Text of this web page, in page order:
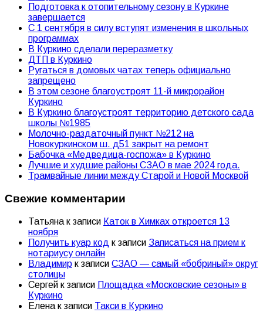
Подготовка к отопительному сезону в Куркине
завершается
С 1 сентября в силу вступят изменения в школьных
программах
В Куркино сделали переразметку
ДТП в Куркино
Ругаться в домовых чатах теперь официально
запрещено
В этом сезоне благоустроят 11-й микрорайон
Куркино
В Куркино благоустроят территорию детского сада
школы №1985
Молочно-раздаточный пункт №212 на
Новокуркинском ш. д51 закрыт на ремонт
Бабочка «Медведица-госпожа» в Куркино
Лучшие и худшие районы СЗАО в мае 2024 года.
Трамвайные линии между Старой и Новой Москвой
Свежие комментарии
Татьяна к записи Каток в Химках откроется 13
ноября
Получить куар код к записи Записаться на прием к
нотариусу онлайн
Владимир к записи СЗАО — самый «бобриный» округ
столицы
Сергей к записи Площадка «Московские сезоны» в
Куркино
Елена к записи Такси в Куркино